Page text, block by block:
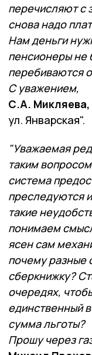
перечисляют с
снова надо
Нам деньги
пенсионеры не
перебиваются
С уважением,
С.А. Микляева,
ул. Январская".
"Уважаемая
таким
система
преследуются
такие
понимаем
ясен сам
почему разные
сберкнижку?
очередях,
единственный
сумма льготы?
Прошу через